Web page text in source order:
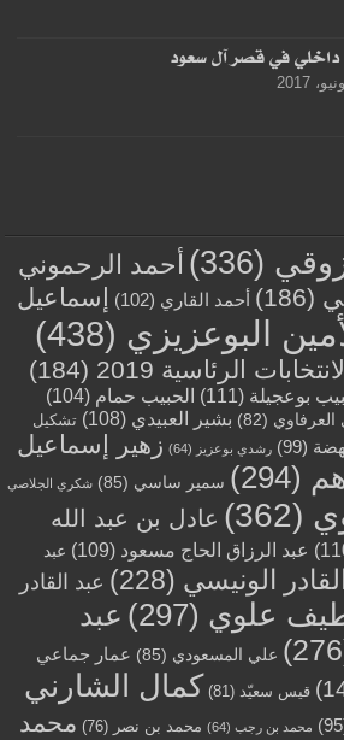
داخلي في قصر آل سعود
(336)
أحمد الرحموني
(186) أحمد القاري (102)
إسماعيل
البوعزيزي (438)
الانتخابات الرئاسية 2019 (184)
بوعجيلة (111) الحبيب حمام (104)
العرفاوي (82) بشير العبيدي (108)
تشكيل
(99) رشدي بوعزيز (64)
زهير إسماعيل
(294) سمير ساسي (85) شكري الجلاصي
(362)
عادل بن عبد الله
عبد الرزاق الحاج مسعود (109)
عبد
الونيسي (228)
عبد القادر
علوي (297)
عبد
علي المسعودي (85)
عمار جماعي
قيس سعيّد (81)
كمال الشارني
محمد بن رجب (64) محمد بن نصر (76)
محمد